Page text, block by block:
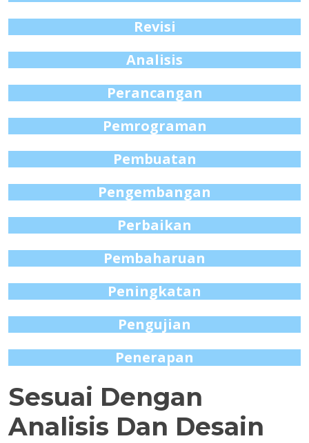
Revisi
Analisis
Perancangan
Pemrograman
Pembuatan
Pengembangan
Perbaikan
Pembaharuan
Peningkatan
Pengujian
Penerapan
Sesuai Dengan
Analisis Dan Desain